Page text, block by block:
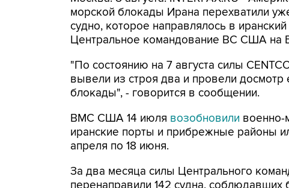
морской блокады Ирана перехватили
судно, которое направлялось в
Центральное командование ВС США на
"По состоянию на 7 августа силы
вывели из строя два и провели
блокады", - говорится в сообщении.
ВМС США 14 июля возобновили военно-
иранские порты и прибрежные районы
апреля по 18 июня.
За два месяца силы Центрального